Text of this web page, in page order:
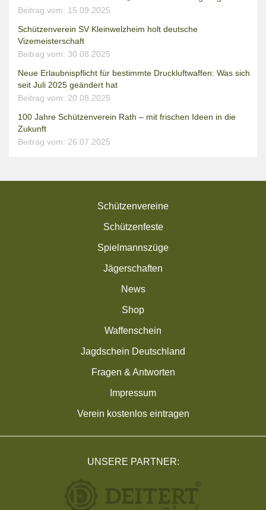
Beitrag vom: 15.09.2025
Schützenverein SV Kleinwelzheim holt deutsche
Vizemeisterschaft
Beitrag vom: 30.08.2025
Neue Erlaubnispflicht für bestimmte Druckluftwaffen: Was sich
seit Juli 2025 geändert hat
Beitrag vom: 20.08.2025
100 Jahre Schützenverein Rath – mit frischen Ideen in die
Zukunft
Beitrag vom: 26.07.2025
Schützenvereine
Schützenfeste
Spielmannszüge
Jägerschaften
News
Shop
Waffenschein
Jagdschein Deutschland
Fragen & Antworten
Impressum
Verein kostenlos eintragen
UNSERE PARTNER: